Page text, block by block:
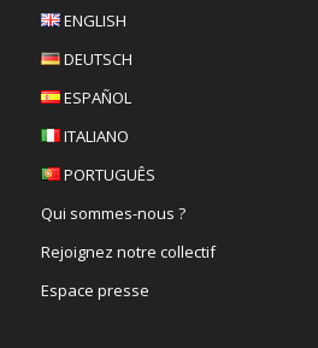
ENGLISH
DEUTSCH
ESPAÑOL
ITALIANO
PORTUGUÊS
Qui sommes-nous ?
Rejoignez notre collectif
Espace presse